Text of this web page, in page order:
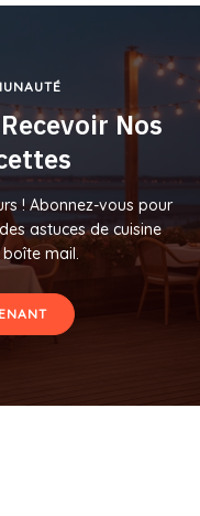
Nos
! Abonnez-vous pour
astuces de cuisine
mail.